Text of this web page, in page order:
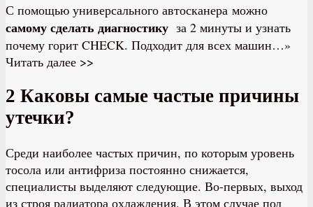
С помощью универсального автосканера можно
самому сделать диагностику за 2 минуты и узнать
почему горит CHECK. Подходит для всех машин…»
Читать далее >>
2 Каковы самые частые причины
утечки?
Среди наиболее частых причин, по которым уровень
тосола или антифриза постоянно снижается,
специалисты выделяют следующие. Во-первых, выход
из строя радиатора охлаждения. В этом случае под